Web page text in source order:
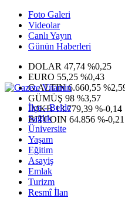
Foto Galeri
Videolar
Canlı Yayın
Günün Haberleri
DOLAR 47,74 %0,25
EURO 55,25 %0,43
G.ALTIN6.660,55
GÜMÜŞ 98 %3,57
IMKB13.779,39 %-0,14
BITCOIN 64.856 %-0,21
İlçe - Belde
Sağlık
Üniversite
Yaşam
Eğitim
Asayiş
Emlak
Turizm
Resmî İlan